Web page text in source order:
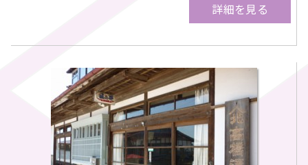
詳細を見る